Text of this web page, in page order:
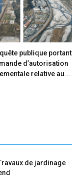
publique portant
d’autorisation
relative au...
de jardinage